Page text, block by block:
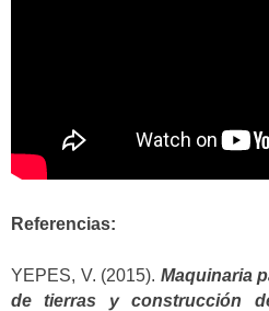
Referencias:
YEPES, V. (2015). Maquinaria
de tierras y construcción